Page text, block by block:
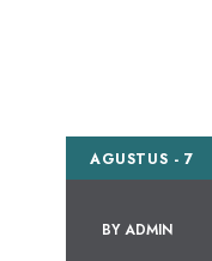
AGUSTUS - 7
BYADMIN